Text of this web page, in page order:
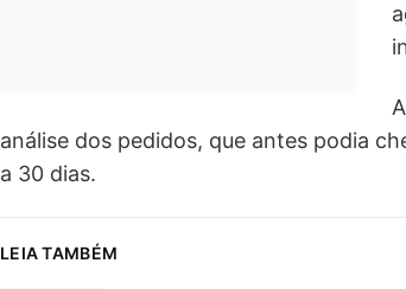
análise dos pedidos, que antes podia
a 30 dias.
LEIA TAMBÉM